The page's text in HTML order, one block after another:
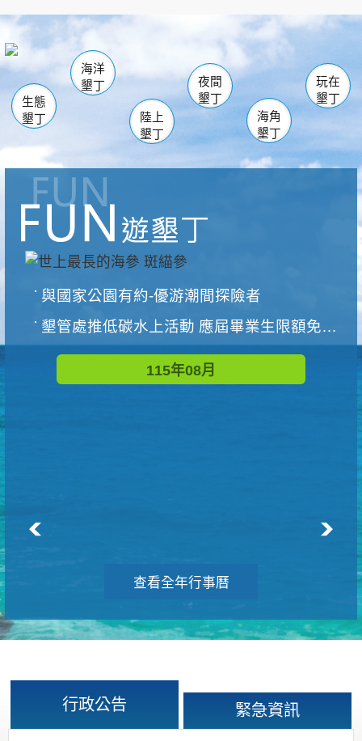
南仁湖
海生館
恆春 佳樂水
龍鑾潭自然中心 森林遊樂區
瓊麻館
關山 墾管處遊客中心
社頂公園 風吹沙
船帆石
白砂 龍磐公園
香蕉灣
砂島
鵝鑾鼻
生態
墾丁
海洋
墾丁
陸上
墾丁
夜間
墾丁
海角
墾丁
玩在
墾丁
與國家公園有約-優游潮間探險者
墾管處推低碳水上活動 應屆畢業生限額免費參加
115年08月
查看全年行事曆
行政公告 緊急資訊